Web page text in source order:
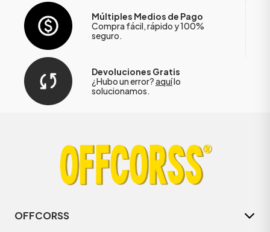
Múltiples Medios de Pago
Compra fácil, rápido y 100%
seguro.
Devoluciones Gratis
¿Hubo un error?aquílo
solucionamos.
OFFCORSS